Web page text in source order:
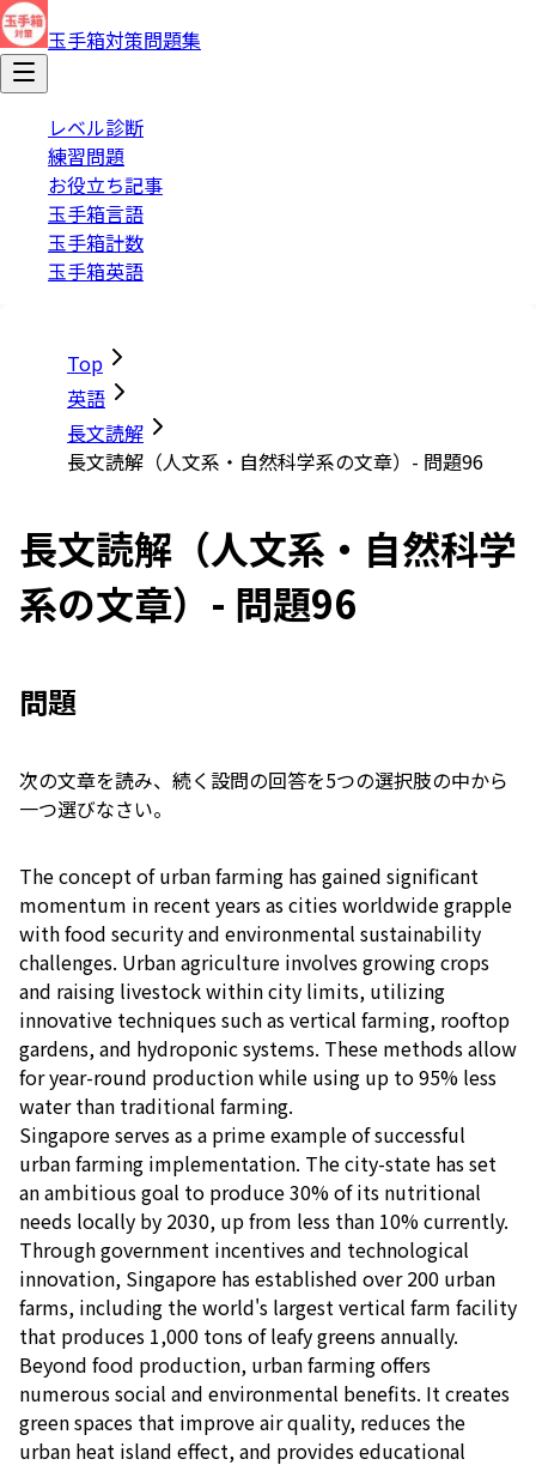
玉手箱対策問題集
レベル診断
練習問題
お役立ち記事
玉手箱言語
玉手箱計数
玉手箱英語
Top
英語
長文読解
長文読解（人文系・自然科学系の文章）- 問題96
長文読解（人文系・自然科学
系の文章）- 問題96
問題
次の文章を読み、続く設問の回答を5つの選択肢の中から
一つ選びなさい。
The concept of urban farming has gained significant
momentum in recent years as cities worldwide grapple
with food security and environmental sustainability
challenges. Urban agriculture involves growing crops
and raising livestock within city limits, utilizing
innovative techniques such as vertical farming, rooftop
gardens, and hydroponic systems. These methods allow
for year-round production while using up to 95% less
water than traditional farming.
Singapore serves as a prime example of successful
urban farming implementation. The city-state has set
an ambitious goal to produce 30% of its nutritional
needs locally by 2030, up from less than 10% currently.
Through government incentives and technological
innovation, Singapore has established over 200 urban
farms, including the world's largest vertical farm facility
that produces 1,000 tons of leafy greens annually.
Beyond food production, urban farming offers
numerous social and environmental benefits. It creates
green spaces that improve air quality, reduces the
urban heat island effect, and provides educational